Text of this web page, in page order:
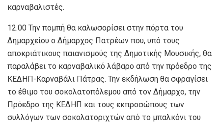
καρναβαλιστές.
12.00 Την πομπή θα καλωσορίσει στην πόρτα του
Δημαρχείου ο Δήμαρχος Πατρέων που, υπό τους
αποκριάτικους παιανισμούς της Δημοτικής Μουσικής, θα
παραλάβει το καρναβαλικό λάβαρο από την πρόεδρο της
ΚΕΔΗΠ-Καρναβάλι Πάτρας. Την εκδήλωση θα σφραγίσει
το έθιμο του σοκολατοπόλεμου από τον Δήμαρχο, την
Πρόεδρο της ΚΕΔΗΠ και τους εκπροσώπους των
συλλόγων των σοκολατοριχτών από το μπαλκόνι του